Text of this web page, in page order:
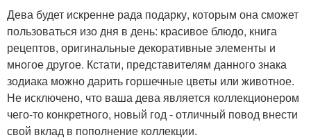
Дева будет искренне рада подарку, которым она сможет
пользоваться изо дня в день: красивое блюдо, книга
рецептов, оригинальные декоративные элементы и
многое другое. Кстати, представителям данного знака
зодиака можно дарить горшечные цветы или животное.
Не исключено, что ваша дева является коллекционером
чего-то конкретного, новый год - отличный повод внести
свой вклад в пополнение коллекции.